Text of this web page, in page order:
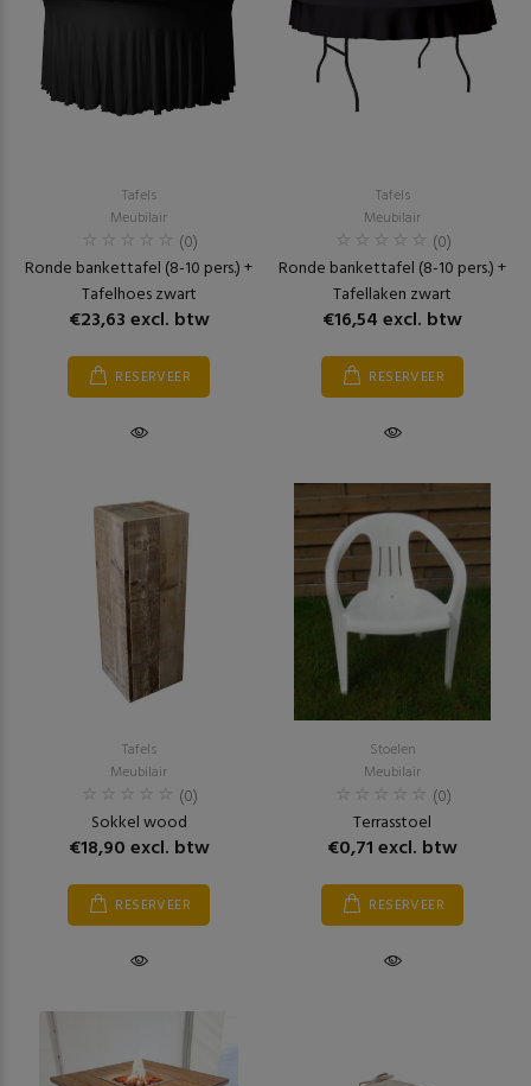
Tafels
Meubilair
(0)
Ronde bankettafel (8-10 pers.) +
Tafelhoes zwart
€23,63 excl. btw
RESERVEER
Tafels
Meubilair
(0)
Ronde bankettafel (8-10 pers.) +
Tafellaken zwart
€16,54 excl. btw
RESERVEER
Tafels
Meubilair
(0)
Sokkel wood
€18,90 excl. btw
RESERVEER
Stoelen
Meubilair
(0)
Terrasstoel
€0,71 excl. btw
RESERVEER